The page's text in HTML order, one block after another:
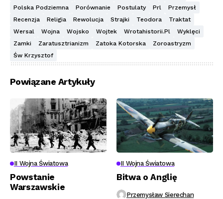
Polska Podziemna
Porównanie Postulaty Prl
Przemysł
Recenzja
Religia Rewolucja Strajki Teodora
Traktat
Wersal
Wojna Wojsko Wojtek Wrotahistorii.pl
Wyklęci
Zamki
Zaratusztrianizm Zatoka Kotorska
Zoroastryzm
Św Krzysztof
Powiązane Artykuły
II Wojna Światowa
Powstanie
Warszawskie
II Wojna Światowa
Bitwa o Anglię
Przemysław Sierechan